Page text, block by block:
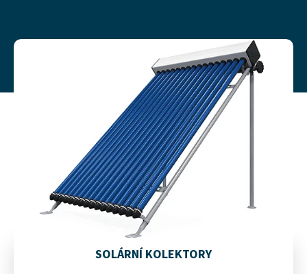
SOLÁRNÍ KOLEKTORY